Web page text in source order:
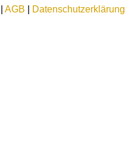
AGB Datenschutzerklärung